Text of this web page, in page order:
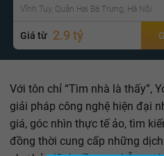
Vĩnh Tuy, Quận Hai Bà Trưng, Hà Nội
Giá từ 2.9 tỷ
Với tôn chỉ “Tìm nhà là thấy”,
giải pháp công nghệ hiện đại
giá, góc nhìn thực tế ảo, tìm
đồng thời cung cấp những